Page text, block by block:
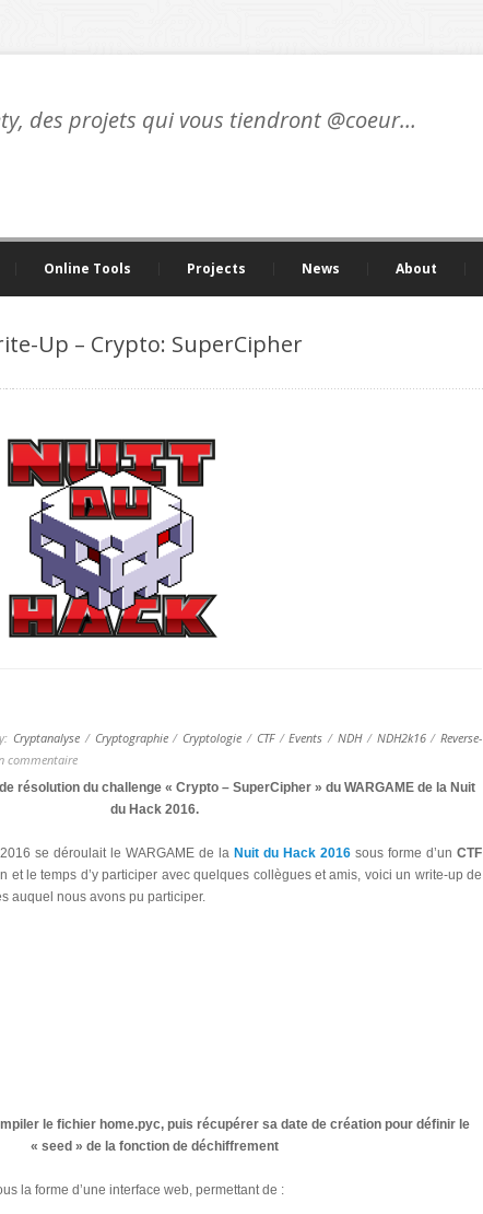
des projets qui vous tiendront @coeur…
Online Tools Projects News About
Up – Crypto: SuperCipher
Cryptanalyse / Cryptographie/ Cryptologie / CTF/Events / NDH/ NDH2k16/Reverse-
commentaire
résolution du challenge « Crypto – SuperCipher » du WARGAME de la Nuit
du Hack 2016.
se déroulait le WARGAME de la Nuit du Hack 2016 sous forme d’un CTF
et le temps d’y participer avec quelques collègues et amis, voici un write-up de
auquel nous avons pu participer.
le fichier home.pyc, puis récupérer sa date de création pour définir le
« seed » de la fonction de déchiffrement
la forme d’une interface web, permettant de :